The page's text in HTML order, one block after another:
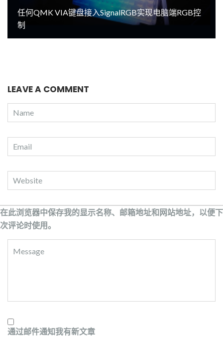
任何QMK VIA键盘接入SignalRGB实现电脑端RGB控
制
LEAVE A COMMENT
在此浏览器中保存我的显示名称、邮箱地址和网站地址，以便下
次评论时使用。
通过邮件通知我有新文章